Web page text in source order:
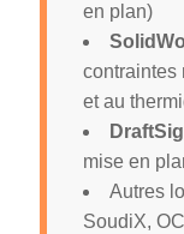
en plan)
contraintes
et au
mise en
Autres
SoudiX,